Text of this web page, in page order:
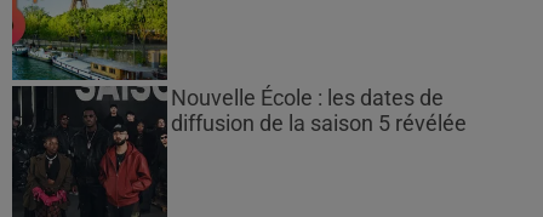
Nouvelle École : les dates de
diffusion de la saison 5 révélée